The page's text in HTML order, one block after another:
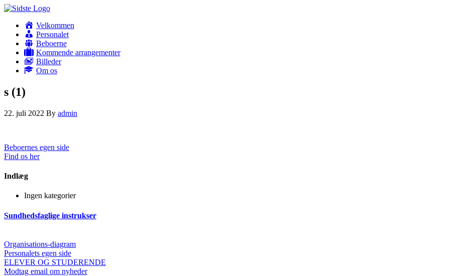
Velkommen
Personalet
Beboerne
Kommende arrangementer
Billeder
Om os
s (1)
22. juli 2022 By admin
Beboernes egen side
Find os her
Indlæg
Ingen kategorier
Sundhedsfaglige instrukser
Organisations-diagram
Personalets egen side
ELEVER OG STUDERENDE
Modtag email om nyheder